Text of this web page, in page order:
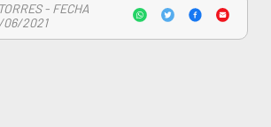
- FECHA
06/2021